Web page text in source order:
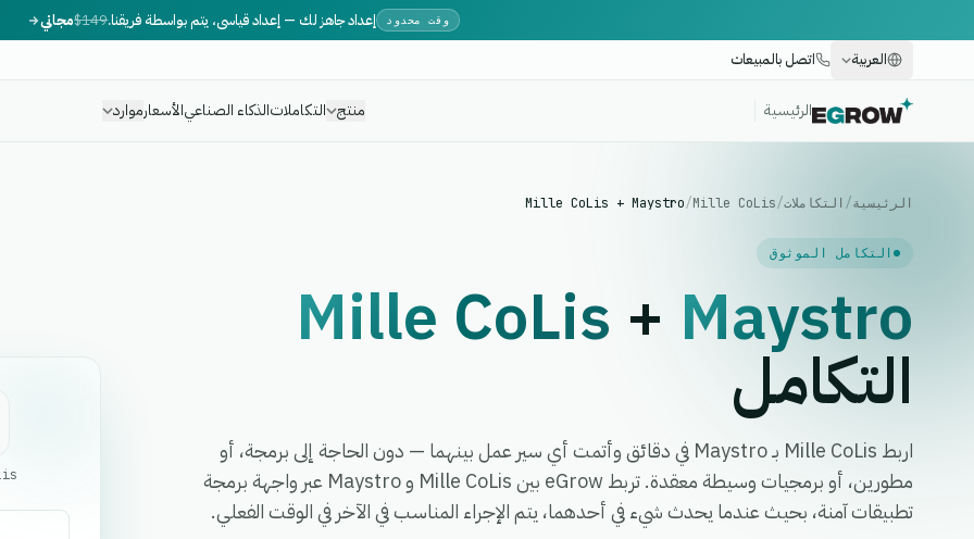
وقت محدود إعداد جاهز لك — إعداد قياسي، يتم بواسطة فريقنا.$149مجاني
العربية
اتصل بالمبيعات
الرئيسية منتج التكاملاتالذكاء الصناعيالأسعارموارد
الرئيسية/ التكاملات/
Mille CoLis
/
Mille CoLis + Maystro
التكامل الموثوق
Mille CoLis + Maystro
التكامل
اربط Mille CoLis بـ Maystro في دقائق وأتمت أي سير عمل بينهما — دون الحاجة إلى برمجة، أو
مطورين، أو برمجيات وسيطة معقدة. تربط eGrow بين Mille CoLis و Maystro عبر واجهة برمجة
تطبيقات آمنة، بحيث عندما يحدث شيء في أحدهما، يتم الإجراء المناسب في الآخر في الوقت الفعلي.